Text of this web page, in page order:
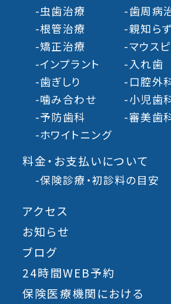
-虫歯治療
-根管治療
-矯正治療
-インプラント
-歯ぎしり
-噛み合わせ
-予防歯科
-ホワイトニング
-歯周病
-親知らず
-マウス
-入れ歯
-口腔外
-小児歯
-審美歯
料金・お支払いについて
-保険診療・初診料の目安
アクセス
お知らせ
ブログ
24時間WEB予約
保険医療機関における